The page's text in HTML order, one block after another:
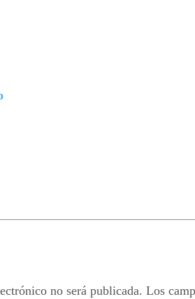
no será publicada. Los